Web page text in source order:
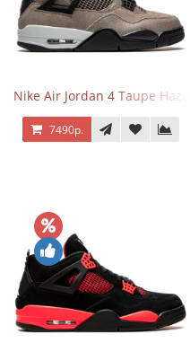
Nike Air Jordan 4 Taupe Haze
7490р.